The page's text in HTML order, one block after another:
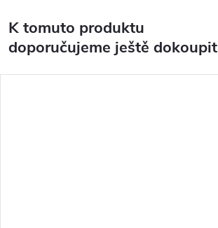
K tomuto produktu
doporučujeme ještě dokoupit